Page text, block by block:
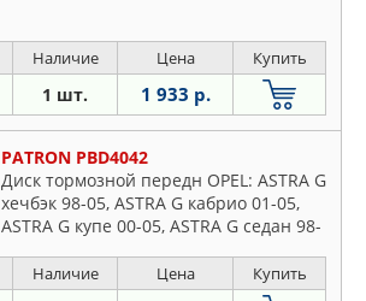
Наличие Цена Купить
1 шт. 1 933 р.
PATRON PBD4042
Диск тормозной передн OPEL: ASTRA G
хечбэк 98-05, ASTRA G кабрио 01-05,
ASTRA G купе 00-05, ASTRA G седан 98-
фургон 99-05,
Наличие Цена Купить